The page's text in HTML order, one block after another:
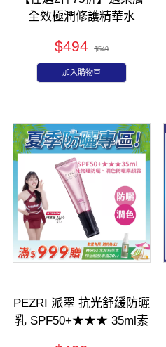
全效極潤修護精華水
$494 $549
加入購物車
PEZRI 派翠 抗光舒緩防曬
乳 SPF50+★★★ 35ml素